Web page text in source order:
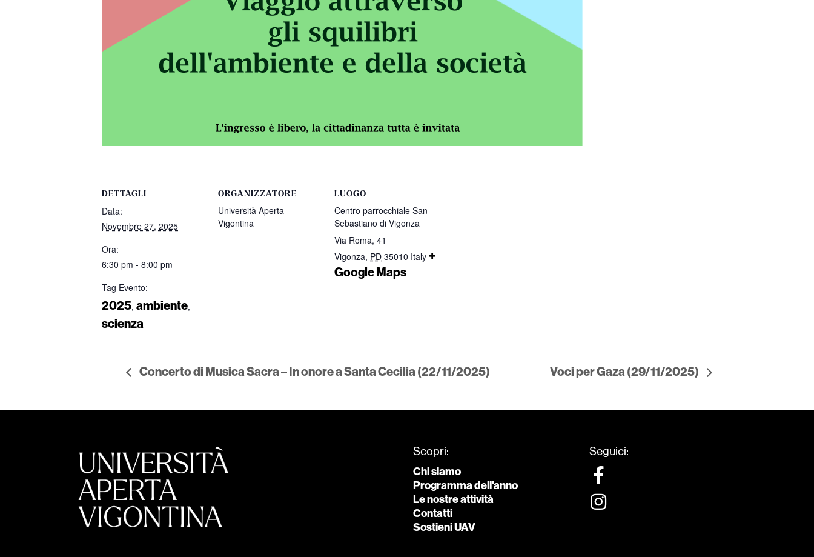
DETTAGLI
Data:
Novembre 27, 2025
Ora:
6:30 pm - 8:00 pm
Tag Evento:
2025, ambiente,
scienza
ORGANIZZATORE
Università Aperta
Vigontina
LUOGO
Centro parrocchiale San
Sebastiano di Vigonza
Via Roma, 41
Vigonza, PD 35010 Italy +
Google Maps
Concerto di Musica Sacra – In onore a Santa Cecilia (22/11/2025) Voci per Gaza (29/11/2025)
Scopri:
Chi siamo
Programma dell'anno
Le nostre attività
Contatti
Sostieni UAV
Seguici: